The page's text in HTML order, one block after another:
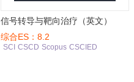
信号转导与靶向治疗（英文）
综合ES：8.2
SCI CSCD Scopus CSCIED